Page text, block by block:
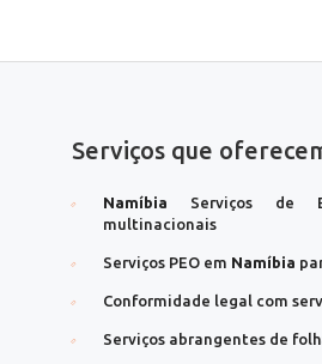
Serviços que
Namíbia Serviços de
multinacionais
Serviços PEO em Namíbia
Conformidade legal com
Serviços abrangentes de